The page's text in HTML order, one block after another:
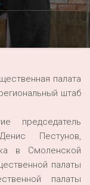
палата
штаб
председатель
Пестунов,
в Смоленской
палаты
палаты